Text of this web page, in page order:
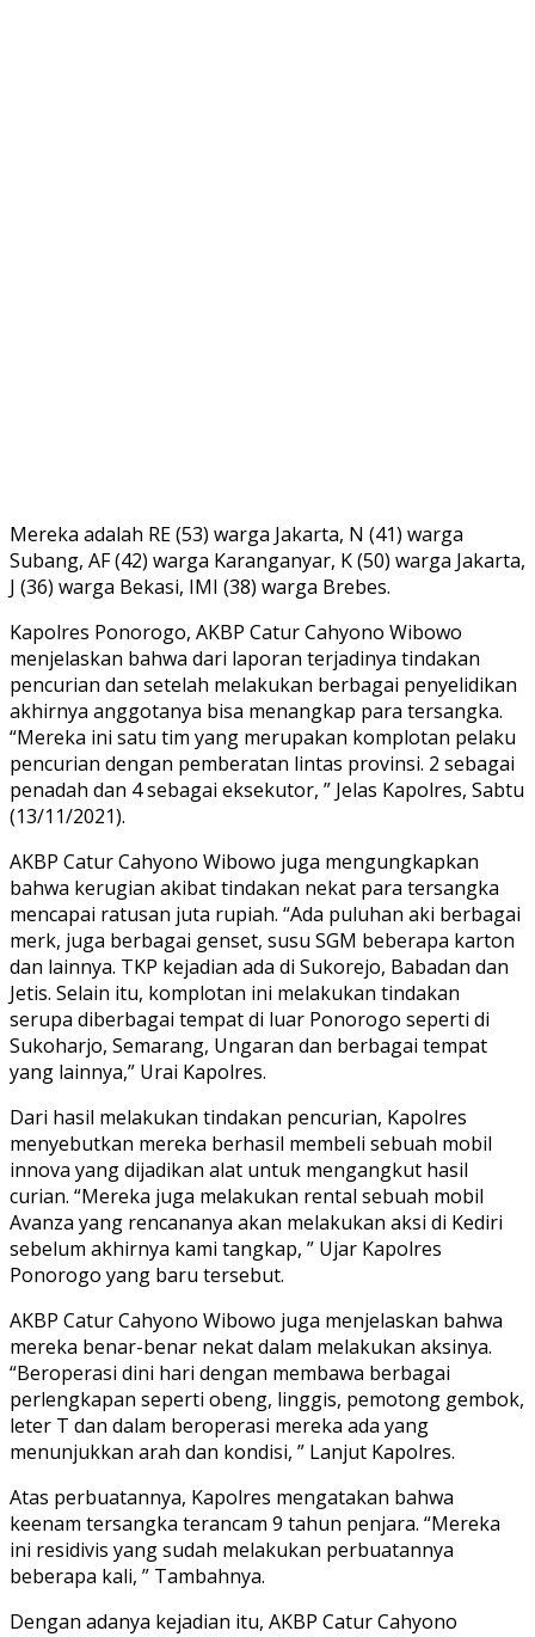
Mereka adalah RE (53) warga Jakarta, N (41) warga
Subang, AF (42) warga Karanganyar, K (50) warga Jakarta,
J (36) warga Bekasi, IMI (38) warga Brebes.
Kapolres Ponorogo, AKBP Catur Cahyono Wibowo
menjelaskan bahwa dari laporan terjadinya tindakan
pencurian dan setelah melakukan berbagai penyelidikan
akhirnya anggotanya bisa menangkap para tersangka.
“Mereka ini satu tim yang merupakan komplotan pelaku
pencurian dengan pemberatan lintas provinsi. 2 sebagai
penadah dan 4 sebagai eksekutor, ” Jelas Kapolres, Sabtu
(13/11/2021).
AKBP Catur Cahyono Wibowo juga mengungkapkan
bahwa kerugian akibat tindakan nekat para tersangka
mencapai ratusan juta rupiah. “Ada puluhan aki berbagai
merk, juga berbagai genset, susu SGM beberapa karton
dan lainnya. TKP kejadian ada di Sukorejo, Babadan dan
Jetis. Selain itu, komplotan ini melakukan tindakan
serupa diberbagai tempat di luar Ponorogo seperti di
Sukoharjo, Semarang, Ungaran dan berbagai tempat
yang lainnya,” Urai Kapolres.
Dari hasil melakukan tindakan pencurian, Kapolres
menyebutkan mereka berhasil membeli sebuah mobil
innova yang dijadikan alat untuk mengangkut hasil
curian. “Mereka juga melakukan rental sebuah mobil
Avanza yang rencananya akan melakukan aksi di Kediri
sebelum akhirnya kami tangkap, ” Ujar Kapolres
Ponorogo yang baru tersebut.
AKBP Catur Cahyono Wibowo juga menjelaskan bahwa
mereka benar-benar nekat dalam melakukan aksinya.
“Beroperasi dini hari dengan membawa berbagai
perlengkapan seperti obeng, linggis, pemotong gembok,
leter T dan dalam beroperasi mereka ada yang
menunjukkan arah dan kondisi, ” Lanjut Kapolres.
Atas perbuatannya, Kapolres mengatakan bahwa
keenam tersangka terancam 9 tahun penjara. “Mereka
ini residivis yang sudah melakukan perbuatannya
beberapa kali, ” Tambahnya.
Dengan adanya kejadian itu, AKBP Catur Cahyono